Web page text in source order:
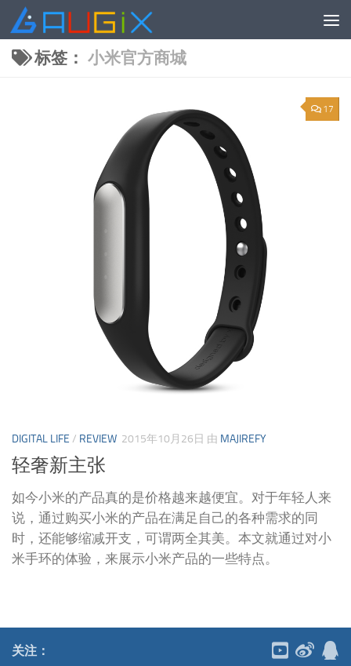
跳至内容
标签： 小米官方商城
17
DIGITAL LIFE / REVIEW 2015年10月26日 由 MAJIREFY
轻奢新主张
如今小米的产品真的是价格越来越便宜。对于年轻人来
说，通过购买小米的产品在满足自己的各种需求的同
时，还能够缩减开支，可谓两全其美。本文就通过对小
米手环的体验，来展示小米产品的一些特点。
关注：